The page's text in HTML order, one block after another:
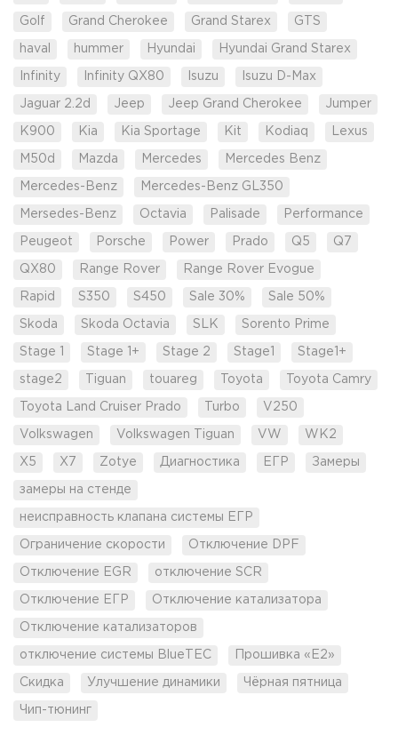
Golf Grand Cherokee Grand Starex GTS
haval hummer Hyundai Hyundai Grand Starex
Infinity Infinity QX80 Isuzu Isuzu D-Max
Jaguar 2.2d Jeep Jeep Grand Cherokee Jumper
K900 Kia Kia Sportage Kit Kodiaq Lexus
M50d Mazda Mercedes Mercedes Benz
Mercedes-Benz Mercedes-Benz GL350
Mersedes-Benz Octavia Palisade Performance
Peugeot Porsche Power Prado Q5 Q7
QX80 Range Rover Range Rover Evogue
Rapid S350 S450 Sale 30% Sale 50%
Skoda Skoda Octavia SLK Sorento Prime
Stage 1 Stage 1+ Stage 2 Stage1 Stage1+
stage2 Tiguan touareg Toyota Toyota Camry
Toyota Land Cruiser Prado Turbo V250
Volkswagen Volkswagen Tiguan VW WK2
X5 X7 Zotye Диагностика ЕГР Замеры
замеры на стенде
неисправность клапана системы ЕГР
Ограничение скорости Отключение DPF
Отключение EGR отключение SCR
Отключение ЕГР Отключение катализатора
Отключение катализаторов
отключение системы BlueTEC Прошивка «Е2»
Скидка Улучшение динамики Чёрная пятница
Чип-тюнинг